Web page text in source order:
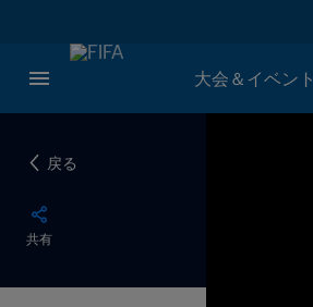
大会＆イベント
戻る
共有